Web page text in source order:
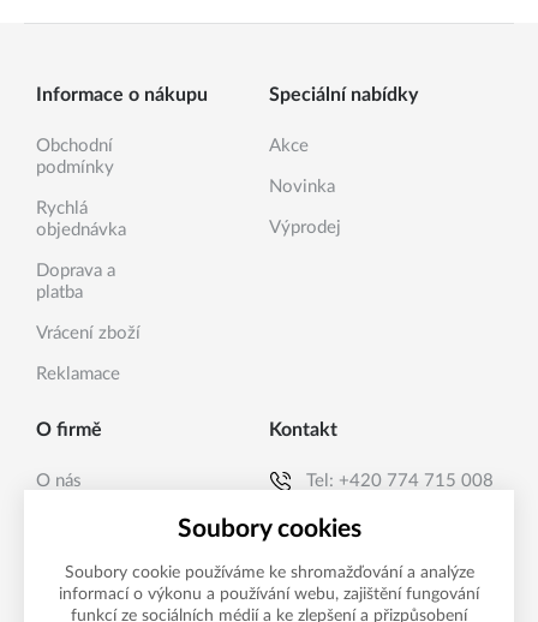
Informace o nákupu
Obchodní
podmínky
Rychlá
objednávka
Doprava a
platba
Vrácení zboží
Reklamace
Speciální nabídky
Akce
Novinka
Výprodej
O firmě
O nás
Kontakt
Tel: +420 774 715 008
E-mail:
Možnosti platby
Soubory cookies
Soubory cookie používáme ke shromažďování a analýze
informací o výkonu a používání webu, zajištění fungování
funkcí ze sociálních médií a ke zlepšení a přizpůsobení